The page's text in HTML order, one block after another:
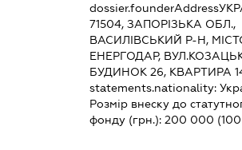
dossier.founderAddress
71504, ЗАПОРІЗЬКА ОБЛ.,
ВАСИЛІВСЬКИЙ Р-Н,
ЕНЕРГОДАР,
БУДИНОК 26, КВАРТИРА
statements.nationality:
Розмір внеску до
фонду (грн.): 200 000